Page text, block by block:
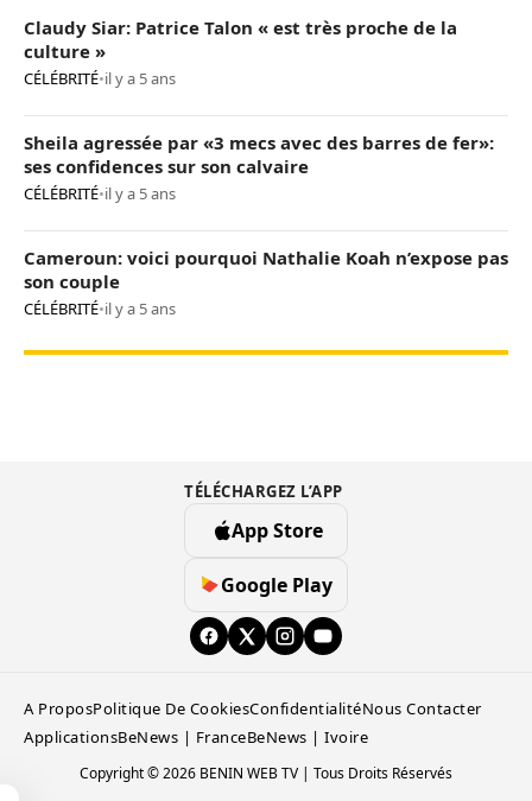
Claudy Siar: Patrice Talon « est très proche de la
culture »
CÉLÉBRITÉ•il y a 5 ans
Sheila agressée par «3 mecs avec des barres de fer»:
ses confidences sur son calvaire
CÉLÉBRITÉ•il y a 5 ans
Cameroun: voici pourquoi Nathalie Koah n’expose pas
son couple
CÉLÉBRITÉ•il y a 5 ans
TÉLÉCHARGEZ L’APP
App Store
Google Play
A ProposPolitique De CookiesConfidentialitéNous Contacter
ApplicationsBeNews | FranceBeNews | Ivoire
Copyright © 2026 BENIN WEB TV | Tous Droits Réservés